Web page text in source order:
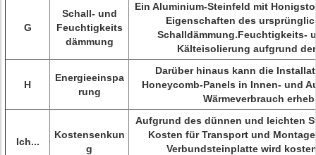
G
Schall- und
Feuchtigkeits
dämmung
Ein Aluminium-Steinfeld mit
Eigenschaften des
Schalldämmung.Feuchtigkeits-
Kälteisolierung aufgrund
H
Energieeinspa
rung
Darüber hinaus kann die
Honeycomb-Panels in Innen- und
Wärmeverbrauch
Ich...
Kostensenkun
g
Aufgrund des dünnen und leichten
Kosten für Transport und
Verbundsteinplatte wird